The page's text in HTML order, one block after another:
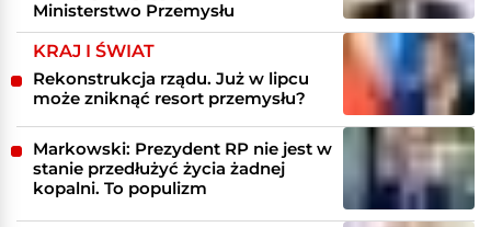
Ministerstwo Przemysłu
KRAJ I ŚWIAT
Rekonstrukcja rządu. Już w lipcu
może zniknąć resort przemysłu?
Markowski: Prezydent RP nie jest w
stanie przedłużyć życia żadnej
kopalni. To populizm